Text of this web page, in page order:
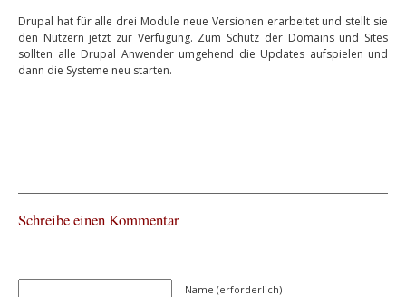
Drupal hat für alle drei Module neue Versionen erarbeitet und stellt sie
den Nutzern jetzt zur Verfügung. Zum Schutz der Domains und Sites
sollten alle Drupal Anwender umgehend die Updates aufspielen und
dann die Systeme neu starten.
Schreibe einen Kommentar
Name (erforderlich)